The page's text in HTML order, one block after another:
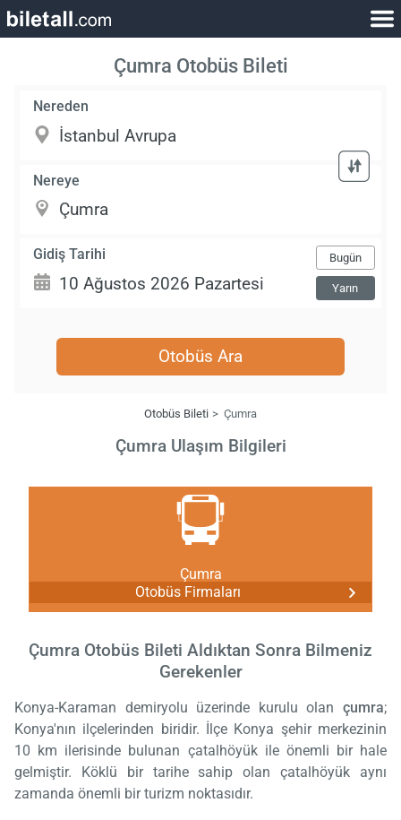
Çumra Otobüs Bileti
Nereden
Nereye
Gidiş Tarihi Bugün
Yarın
Otobüs Ara
Otobüs Bileti Çumra
Çumra Ulaşım Bilgileri
Çumra
Otobüs Firmaları
Çumra Otobüs Bileti Aldıktan Sonra Bilmeniz
Gerekenler
Konya-Karaman demiryolu üzerinde kurulu olan çumra;
Konya'nın ilçelerinden biridir. İlçe Konya şehir merkezinin
10 km ilerisinde bulunan çatalhöyük ile önemli bir hale
gelmiştir. Köklü bir tarihe sahip olan çatalhöyük aynı
zamanda önemli bir turizm noktasıdır.